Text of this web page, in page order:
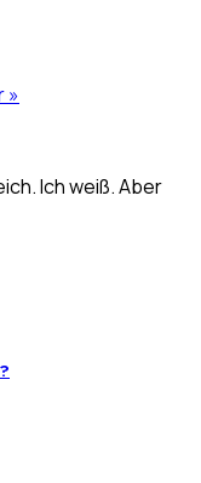
»
Ich weiß. Aber